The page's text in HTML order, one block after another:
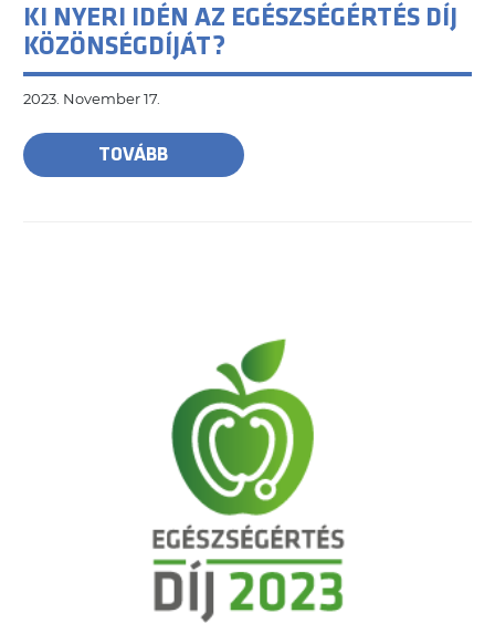
KI NYERI IDÉN AZ EGÉSZSÉGÉRTÉS DÍJ
KÖZÖNSÉGDÍJÁT?
2023. November 17.
TOVÁBB